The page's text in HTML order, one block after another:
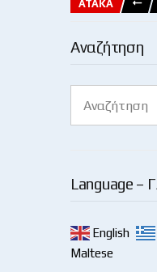
ΑΤΑΚΑ
Αναζήτηση
for:
Language –
English
Maltese